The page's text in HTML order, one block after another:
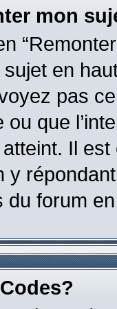
mon
en
pas
que
atteint. Il
y
du forum